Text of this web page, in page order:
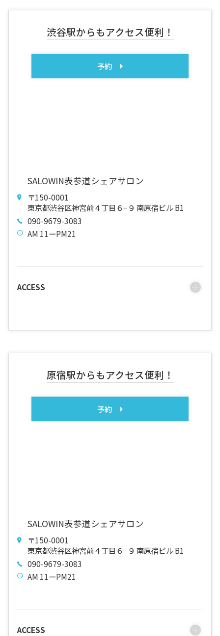
渋谷駅からもアクセス便利！
予約
SALOWIN表参道シェアサロン
〒150-0001
東京都渋谷区神宮前４丁目６−９ 南原宿ビル B1
090-9679-3083
AM 11ーPM21
ACCESS
原宿駅からもアクセス便利！
予約
SALOWIN表参道シェアサロン
〒150-0001
東京都渋谷区神宮前４丁目６−９ 南原宿ビル B1
090-9679-3083
AM 11ーPM21
ACCESS